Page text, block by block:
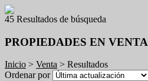
45 Resultados de búsqueda
PROPIEDADES EN VENTA
Inicio > Venta > Resultados
Ordenar por